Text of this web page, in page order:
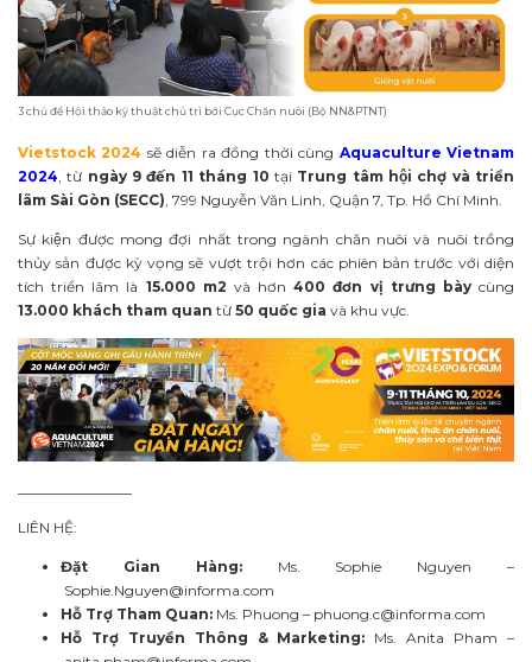
3 chủ đề Hội thảo kỹ thuật chủ trì bởi Cục Chăn nuôi (Bộ NN&PTNT)
Vietstock 2024 sẽ diễn ra đồng thời cùng Aquaculture Vietnam
2024, từ ngày 9 đến 11 tháng 10 tại Trung tâm hội chợ và triển
lãm Sài Gòn (SECC), 799 Nguyễn Văn Linh, Quận 7, Tp. Hồ Chí Minh.
Sự kiện được mong đợi nhất trong ngành chăn nuôi và nuôi trồng
thủy sản được kỳ vọng sẽ vượt trội hơn các phiên bản trước với diện
tích triển lãm là 15.000 m2 và hơn400 đơn vị trưng bàycùng
13.000 khách tham quan từ 50 quốc gia và khu vực.
LIÊN HỆ:
Đặt Gian Hàng:Ms. Sophie Nguyen –
Sophie.Nguyen@informa.com
Hỗ Trợ Tham Quan: Ms. Phuong – phuong.c@informa.com
Hỗ Trợ Truyền Thông & Marketing: Ms. Anita Pham –